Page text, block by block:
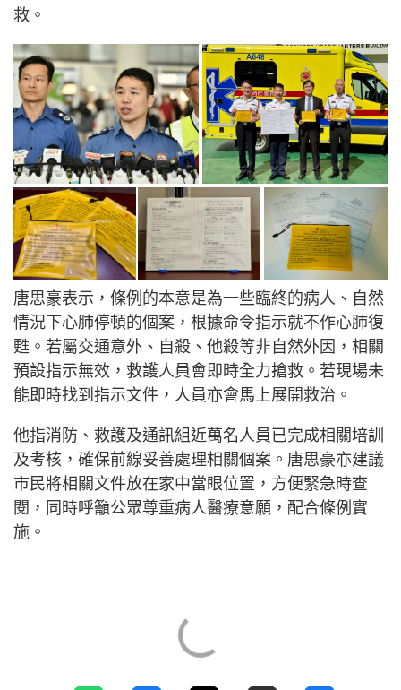
救。
唐思豪表示，條例的本意是為一些臨終的病人、自然
情況下心肺停頓的個案，根據命令指示就不作心肺復
甦。若屬交通意外、自殺、他殺等非自然外因，相關
預設指示無效，救護人員會即時全力搶救。若現場未
能即時找到指示文件，人員亦會馬上展開救治。
他指消防、救護及通訊組近萬名人員已完成相關培訓
及考核，確保前線妥善處理相關個案。唐思豪亦建議
市民將相關文件放在家中當眼位置，方便緊急時查
閱，同時呼籲公眾尊重病人醫療意願，配合條例實
施。